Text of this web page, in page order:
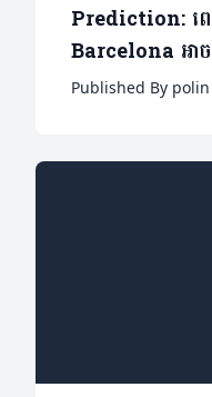
Prediction: ពេ
Barcelona អា
ភ្ញៀវ At.Madrid
Published By polin